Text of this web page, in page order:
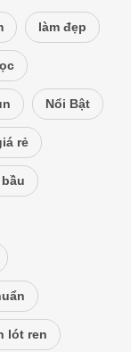
làm đẹp
Nổi Bật
rẻ
lót ren